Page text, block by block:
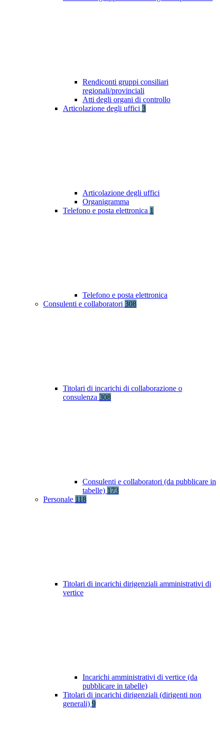
Rendiconti gruppi consiliari
regionali/provinciali
Atti degli organi di controllo
Articolazione degli uffici 3
Articolazione degli uffici
Organigramma
Telefono e posta elettronica 1
Telefono e posta elettronica
Consulenti e collaboratori 308
Titolari di incarichi di collaborazione o
consulenza 308
Consulenti e collaboratori (da pubblicare in
tabelle) 173
Personale 118
Titolari di incarichi dirigenziali amministrativi di
vertice
Incarichi amministrativi di vertice (da
pubblicare in tabelle)
Titolari di incarichi dirigenziali (dirigenti non
generali) 9